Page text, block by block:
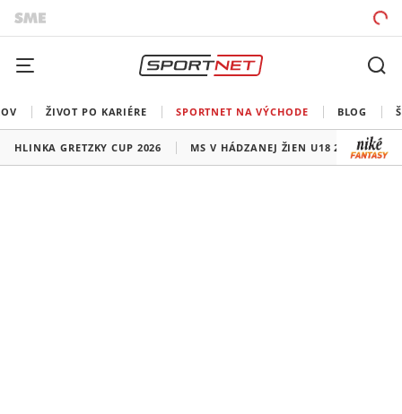
ŽIVOT PO KARIÉRE SPORTNET NA VÝCHODE BLOG
HLINKA GRETZKY CUP 2026 MS V HÁDZANEJ ŽIEN U18 2026